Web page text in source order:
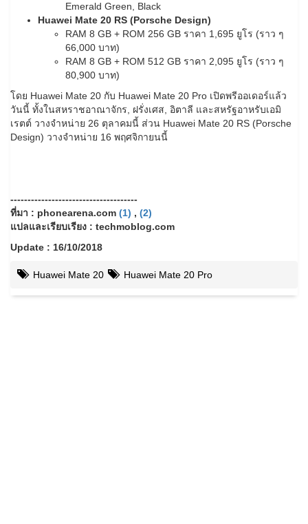
Emerald Green, Black
Huawei Mate 20 RS (Porsche Design)
RAM 8 GB + ROM 256 GB ราคา 1,695 ยูโร (ราว ๆ
66,000 บาท)
RAM 8 GB + ROM 512 GB ราคา 2,095 ยูโร (ราว ๆ
80,900 บาท)
โดย Huawei Mate 20 กับ Huawei Mate 20 Pro เปิดพรีออเดอร์แล้ว
วันนี้ ทั้งในสหราชอาณาจักร, ฝรั่งเศส, อิตาลี และสหรัฐอาหรับเอมิ
เรตต์ วางจำหน่าย 26 ตุลาคมนี้ ส่วน Huawei Mate 20 RS (Porsche
Design) วางจำหน่าย 16 พฤศจิกายนนี้
-------------------------------------
ที่มา : phonearena.com (1) , (2)
แปลและเรียบเรียง : techmoblog.com
Update : 16/10/2018
Huawei Mate 20 Huawei Mate 20 Pro